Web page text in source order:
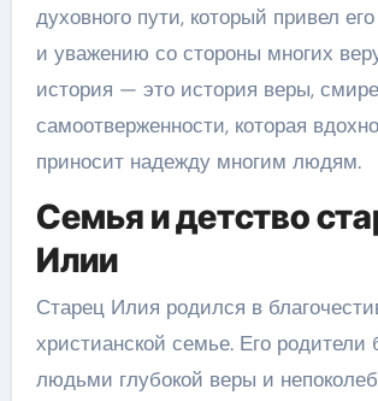
духовного пути, который привел
и уважению со стороны многих
история — это история веры,
самоотверженности, которая
приносит надежду многим людям.
Семья и детство
Илии
Старец Илия родился в
христианской семье. Его родители
людьми глубокой веры и